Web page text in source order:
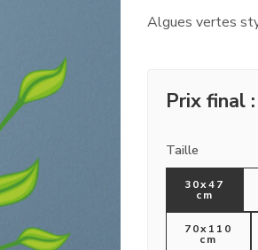
Algues vertes
Prix final :
Taille
30x47
cm
70x110
cm